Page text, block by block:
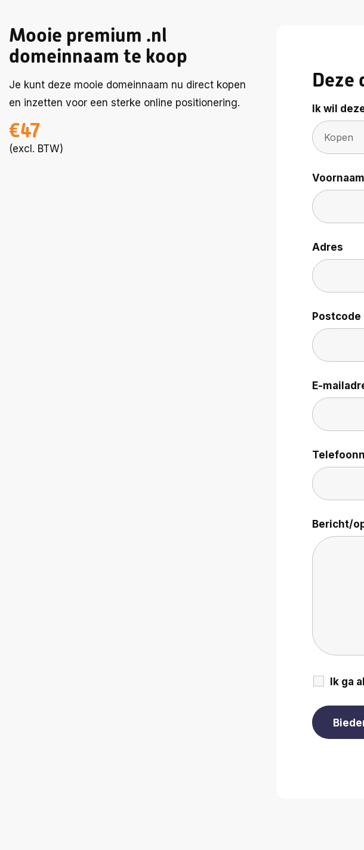
Mooie premium .nl
domeinnaam te koop
Je kunt deze mooie domeinnaam nu direct kopen
en inzetten voor een sterke online positionering.
€47
(excl. BTW)
Deze
Ik wil
Voornaam
Adres
Postcode
E-
Bericht/
Ik ga